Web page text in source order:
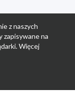
z naszych
zapisywane na
Więcej